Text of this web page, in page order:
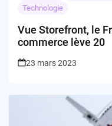
Technologie
Vue Storefront, le
commerce lève 20
23 mars 2023